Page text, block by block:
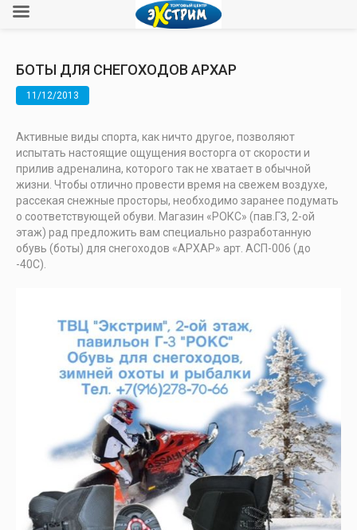
БОТЫ ДЛЯ СНЕГОХОДОВ АРХАР
11/12/2013
Активные виды спорта, как ничто другое, позволяют
испытать настоящие ощущения восторга от скорости и
прилив адреналина, которого так не хватает в обычной
жизни. Чтобы отлично провести время на свежем воздухе,
рассекая снежные просторы, необходимо заранее подумать
о соответствующей обуви. Магазин «РОКС» (пав.ГЗ, 2-ой
этаж) рад предложить вам специально разработанную
обувь (боты) для снегоходов «АРХАР» арт. АСП-006 (до
-40C).